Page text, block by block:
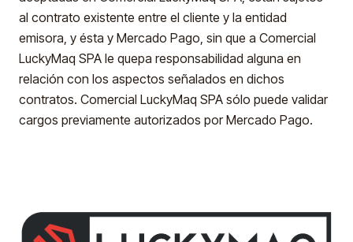
al contrato existente entre el cliente y la entidad
emisora, y ésta y Mercado Pago, sin que a Comercial
LuckyMaq SPA le quepa responsabilidad alguna en
relación con los aspectos señalados en dichos
contratos. Comercial LuckyMaq SPA sólo puede validar
cargos previamente autorizados por Mercado Pago.